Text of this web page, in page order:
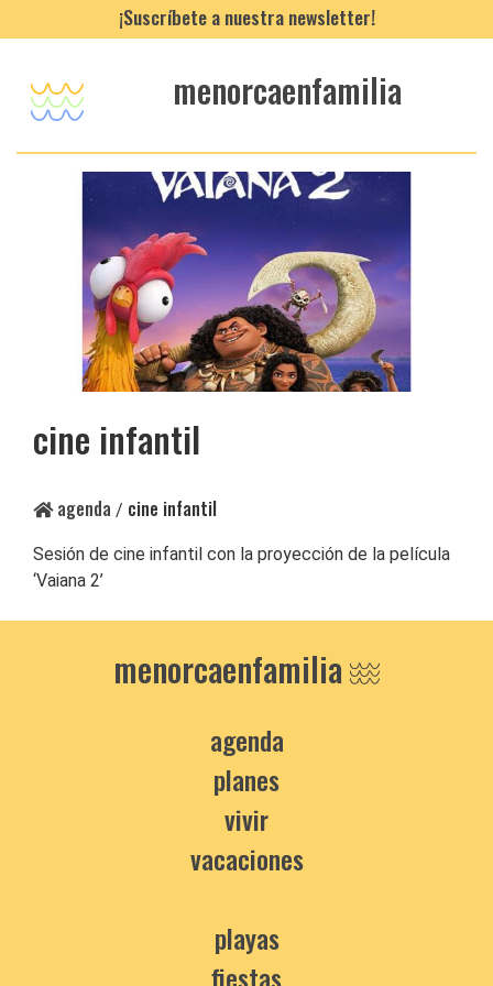
¡Suscríbete a nuestra newsletter!
menorcaenfamilia
cine infantil
agenda / cine infantil
Sesión de cine infantil con la proyección de la película
‘Vaiana 2’
menorcaenfamilia
agenda
planes
vivir
vacaciones
playas
fiestas